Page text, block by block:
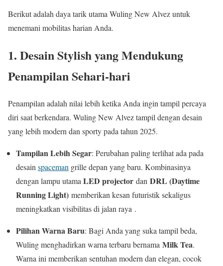
Berikut adalah daya tarik utama Wuling New Alvez untuk
menemani mobilitas harian Anda.
1. Desain Stylish yang Mendukung
Penampilan Sehari-hari
Penampilan adalah nilai lebih ketika Anda ingin tampil percaya
diri saat berkendara. Wuling New Alvez tampil dengan desain
yang lebih modern dan sporty pada tahun 2025.
Tampilan Lebih Segar: Perubahan paling terlihat ada pada
desain spaceman grille depan yang baru. Kombinasinya
dengan lampu utama LED projector dan DRL (Daytime
Running Light) memberikan kesan futuristik sekaligus
meningkatkan visibilitas di jalan raya .
Pilihan Warna Baru: Bagi Anda yang suka tampil beda,
Wuling menghadirkan warna terbaru bernama Milk Tea.
Warna ini memberikan sentuhan modern dan elegan, cocok